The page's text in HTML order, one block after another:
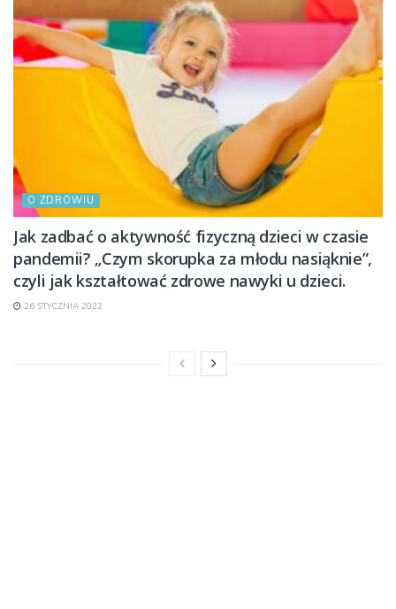
O ZDROWIU
Jak zadbać o aktywność fizyczną dzieci w czasie
pandemii? „Czym skorupka za młodu nasiąknie”,
czyli jak kształtować zdrowe nawyki u dzieci.
26 STYCZNIA 2022